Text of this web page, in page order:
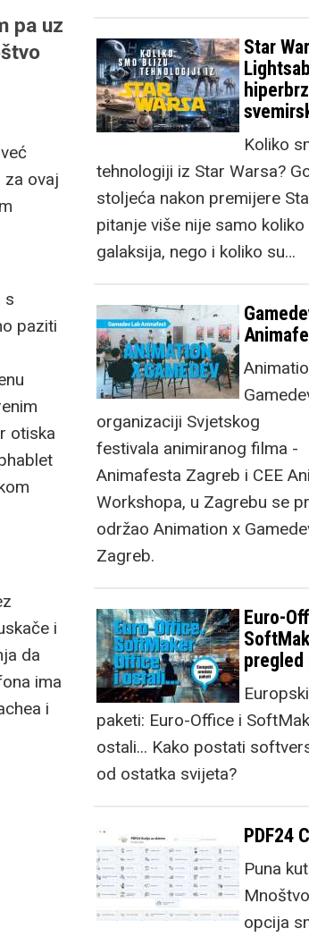
pa uz
za ovaj
s
paziti
otiska
i
da
ima
i
Star
Koliko
tehnologiji iz Star Warsa?
stoljeća nakon premijere
pitanje više nije samo koliko
galaksija, nego i koliko su…
organizaciji Svjetskog
festivala animiranog filma -
Animafesta Zagreb i CEE
Workshopa, u Zagrebu se
održao Animation x
Zagreb.
Euro-
pregled
paketi: Euro-Office i
ostali... Kako postati
od ostatka svijeta?
PDF24
Puna
opcija